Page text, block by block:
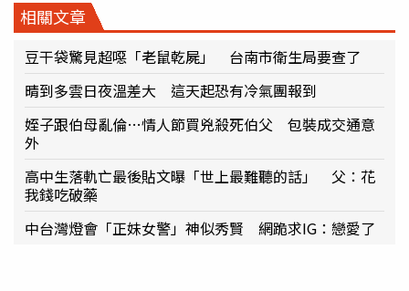
相關文章
豆干袋驚見超噁「老鼠乾屍」 台南市衛生局要查了
晴到多雲日夜溫差大 這天起恐有冷氣團報到
姪子跟伯母亂倫…情人節買兇殺死伯父 包裝成交通意
外
高中生落軌亡最後貼文曝「世上最難聽的話」 父：花
我錢吃破藥
中台灣燈會「正妹女警」神似秀賢 網跪求IG：戀愛了